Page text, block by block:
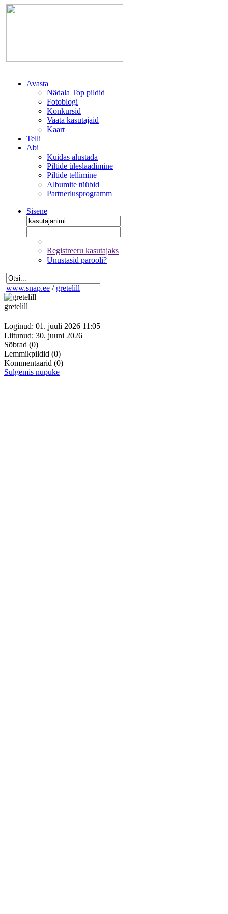
Avasta
Nädala Top pildid
Fotoblogi
Konkursid
Vaata kasutajaid
Kaart
Telli
Abi
Kuidas alustada
Piltide üleslaadimine
Piltide tellimine
Albumite tüübid
Partnerlusprogramm
Sisene
Registreeru kasutajaks
Unustasid parooli?
www.snap.ee / gretelill
gretelill
Loginud: 01. juuli 2026 11:05
Liitunud: 30. juuni 2026
Sõbrad (0)
Lemmikpildid (0)
Kommentaarid (0)
Sulgemis nupuke